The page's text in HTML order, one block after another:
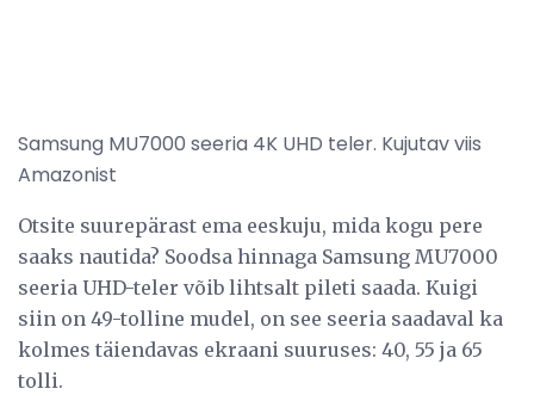
Samsung MU7000 seeria 4K UHD teler. Kujutav viis
Amazonist
Otsite suurepärast ema eeskuju, mida kogu pere
saaks nautida? Soodsa hinnaga Samsung MU7000
seeria UHD-teler võib lihtsalt pileti saada. Kuigi
siin on 49-tolline mudel, on see seeria saadaval ka
kolmes täiendavas ekraani suuruses: 40, 55 ja 65
tolli.